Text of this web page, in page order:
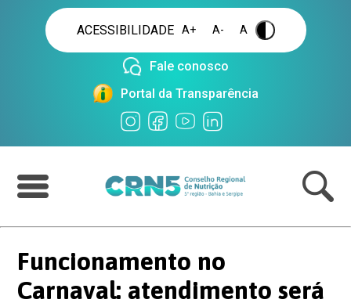
ACESSIBILIDADE A+ A- A .
Fale conosco
Portal da Transparência
Funcionamento no
Carnaval: atendimento será